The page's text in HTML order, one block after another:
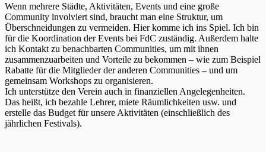
Wenn mehrere Städte, Aktivitäten, Events und eine große
Community involviert sind, braucht man eine Struktur, um
Überschneidungen zu vermeiden. Hier komme ich ins Spiel. Ich bin
für die Koordination der Events bei FdC zuständig. Außerdem halte
ich Kontakt zu benachbarten Communities, um mit ihnen
zusammenzuarbeiten und Vorteile zu bekommen – wie zum Beispiel
Rabatte für die Mitglieder der anderen Communities – und um
gemeinsam Workshops zu organisieren.
Ich unterstütze den Verein auch in finanziellen Angelegenheiten.
Das heißt, ich bezahle Lehrer, miete Räumlichkeiten usw. und
erstelle das Budget für unsere Aktivitäten (einschließlich des
jährlichen Festivals).